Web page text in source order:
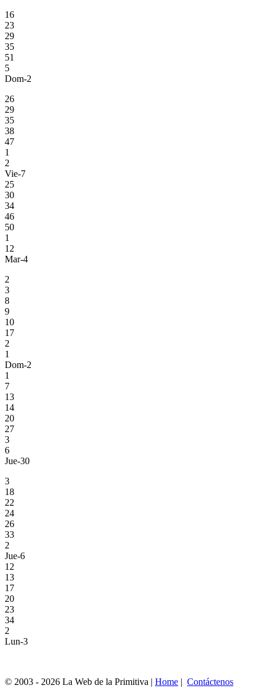
16
23
29
35
51
5
Dom-2
26
29
35
38
47
1
2
Vie-7
25
30
34
46
50
1
12
Mar-4
2
3
8
9
10
17
2
1
Dom-2
1
7
13
14
20
27
3
6
Jue-30
3
18
22
24
26
33
2
Jue-6
12
13
17
20
23
34
2
Lun-3
© 2003 - 2026 La Web de la Primitiva | Home | Contáctenos